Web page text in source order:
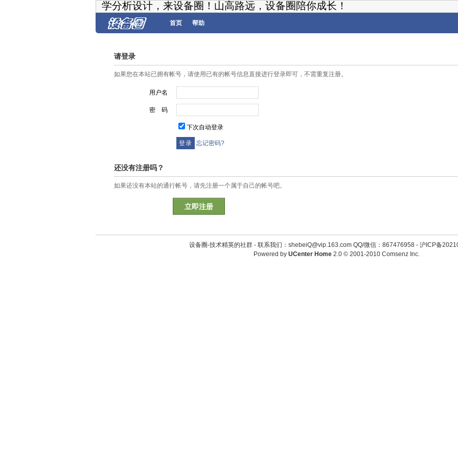
学分析设计，来设备圈！山高路远，设备圈陪你成长！
首页 帮助
请登录
如果您在本站已拥有帐号，请使用已有的帐号信息直接进行登录即可，不需重复注册。
用户名
密 码
下次自动登录
忘记密码?
还没有注册吗？
如果还没有本站的通行帐号，请先注册一个属于自己的帐号吧。
立即注册
设备圈-技术精英的社群 - 联系我们：shebeiQ@vip.163.com QQ/微信：867476958- 沪ICP备
Powered by UCenter Home 2.0© 2001-2010 Comsenz Inc.